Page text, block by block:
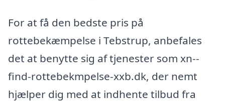
For at få den bedste pris på
rottebekæmpelse i Tebstrup, anbefales
det at benytte sig af tjenester som xn--
find-rottebekmpelse-xxb.dk, der nemt
hjælper dig med at indhente tilbud fra